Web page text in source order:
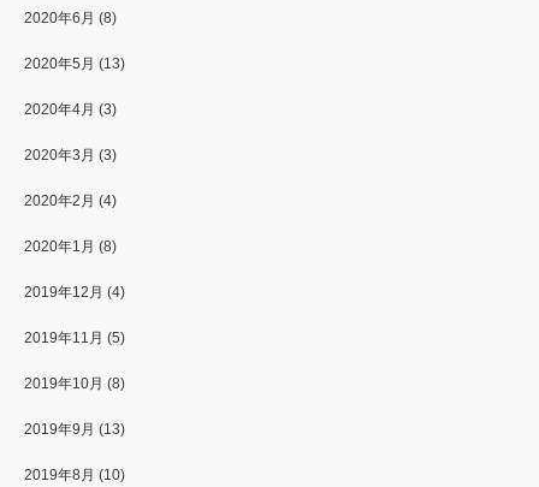
2020年6月 (8)
2020年5月 (13)
2020年4月 (3)
2020年3月 (3)
2020年2月 (4)
2020年1月 (8)
2019年12月 (4)
2019年11月 (5)
2019年10月 (8)
2019年9月 (13)
2019年8月 (10)